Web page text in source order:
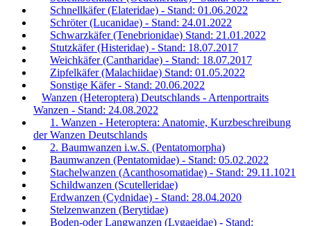
Schnellkäfer (Elateridae) - Stand: 01.06.2022
Schröter (Lucanidae) - Stand: 24.01.2022
Schwarzkäfer (Tenebrionidae) Stand: 21.01.2022
Stutzkäfer (Histeridae) - Stand: 18.07.2017
Weichkäfer (Cantharidae) - Stand: 18.07.2017
Zipfelkäfer (Malachiidae) Stand: 01.05.2022
Sonstige Käfer - Stand: 20.06.2022
Wanzen (Heteroptera) Deutschlands - Artenportraits
Wanzen - Stand: 24.08.2022
1. Wanzen - Heteroptera: Anatomie, Kurzbeschreibung
der Wanzen Deutschlands
2. Baumwanzen i.w.S. (Pentatomorpha)
Baumwanzen (Pentatomidae) - Stand: 05.02.2022
Stachelwanzen (Acanthosomatidae) - Stand: 29.11.1021
Schildwanzen (Scutelleridae)
Erdwanzen (Cydnidae) - Stand: 28.04.2020
Stelzenwanzen (Berytidae)
Boden-oder Langwanzen (Lygaeidae) - Stand: